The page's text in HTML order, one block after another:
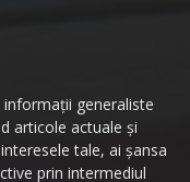
generaliste
articole actuale și
tale, ai șansa
prin intermediul